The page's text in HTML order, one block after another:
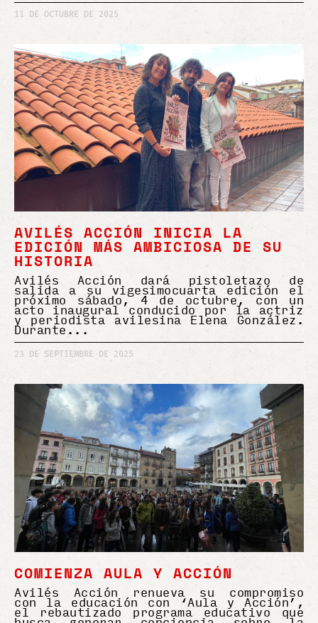
11 DE OCTUBRE DE 2025
AVILÉS ACCIÓN INICIA LA
EDICIÓN MÁS AMBICIOSA DE SU
HISTORIA
Avilés Acción dará pistoletazo de
salida a su vigesimocuarta edición el
próximo sábado, 4 de octubre, con un
acto inaugural conducido por la actriz
y periodista avilesina Elena González.
Durante
23 DE SEPTIEMBRE DE 2025
COMIENZA AULA Y ACCIÓN
Avilés Acción renueva su compromiso
con la educación con ‘Aula y Acción’,
el rebautizado programa educativo que